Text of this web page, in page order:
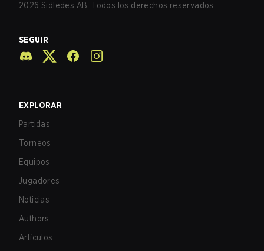
2026 Sidledes AB. Todos los derechos reservados.
SEGUIR
EXPLORAR
Partidas
Torneos
Equipos
Jugadores
Noticias
Authors
Artículos